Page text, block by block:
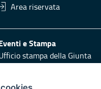
Area riservata
e Stampa
stampa della Giunta
Regione